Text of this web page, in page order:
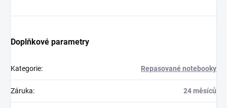
Doplňkové parametry
Kategorie: Repasované notebooky
Záruka: 24 měsíců